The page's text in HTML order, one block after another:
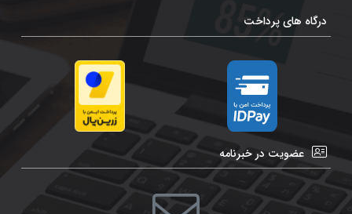
درگاه های پرداخت
عضویت در خبرنامه